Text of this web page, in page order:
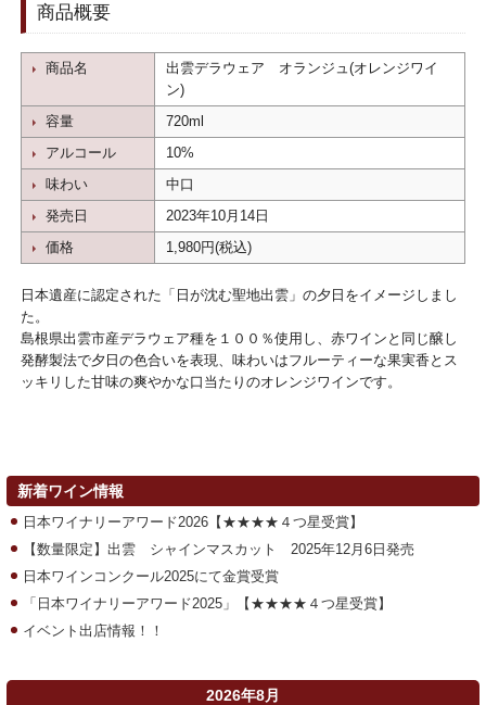
商品概要
商品名
出雲デラウェア オランジュ(オレンジワイ
ン)
容量
720ml
アルコール
10%
味わい
中口
発売日
2023年10月14日
価格
1,980円(税込)
日本遺産に認定された「日が沈む聖地出雲」の夕日をイメージしまし
た。
島根県出雲市産デラウェア種を１００％使用し、赤ワインと同じ醸し
発酵製法で夕日の色合いを表現、味わいはフルーティーな果実香とス
ッキリした甘味の爽やかな口当たりのオレンジワインです。
新着ワイン情報
日本ワイナリーアワード2026【★★★★４つ星受賞】
【数量限定】出雲 シャインマスカット 2025年12月6日発売
日本ワインコンクール2025にて金賞受賞
「日本ワイナリーアワード2025」【★★★★４つ星受賞】
イベント出店情報！！
2026年8月